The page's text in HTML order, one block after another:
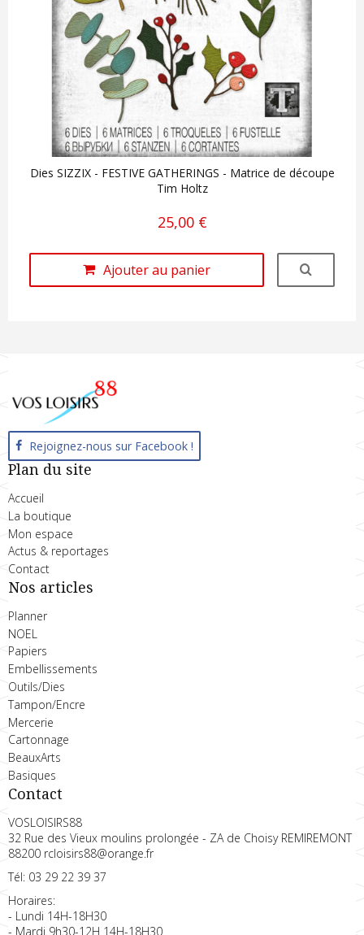
Dies SIZZIX - FESTIVE GATHERINGS - Matrice de découpe
Tim Holtz
25,00 €
Ajouter au panier
Rejoignez-nous sur Facebook !
Plan du site
Accueil
La boutique
Mon espace
Actus & reportages
Contact
Nos articles
Planner
NOEL
Papiers
Embellissements
Outils/Dies
Tampon/Encre
Mercerie
Cartonnage
BeauxArts
Basiques
Contact
VOSLOISIRS88
32 Rue des Vieux moulins prolongée - ZA de Choisy REMIREMONT
88200 rcloisirs88@orange.fr
Tél: 03 29 22 39 37
Horaires:
- Lundi 14H-18H30
- Mardi 9h30-12H 14H-18H30